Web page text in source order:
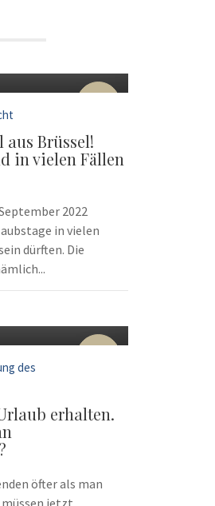
22
Brüssel!
in vielen Fällen
2022
in vielen
dürften. Die
10
des
erhalten.
öfter als man
jetzt